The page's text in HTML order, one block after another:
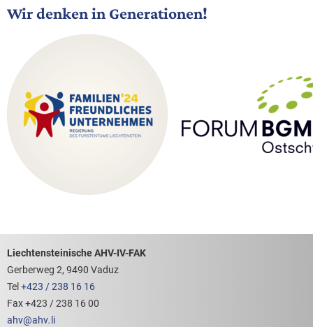
Wir denken in Generationen!
Footerbereich mit hilfreichen Links
Liechtensteinische AHV-IV-FAK
Gerberweg 2, 9490 Vaduz
Tel +423 / 238 16 16
Fax +423 / 238 16 00
ahv@ahv. li